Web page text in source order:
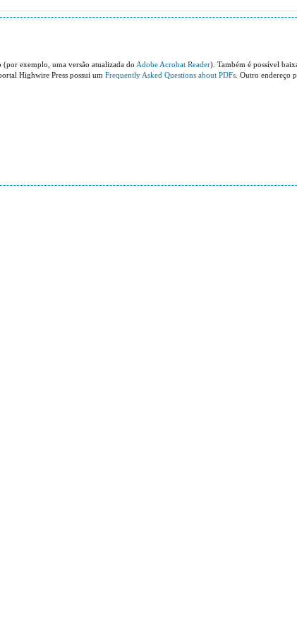
exemplo, uma versão atualizada do Adobe Acrobat Reader). Também é possível
Highwire Press possui um Frequently Asked Questions about PDFs. Outro endereço